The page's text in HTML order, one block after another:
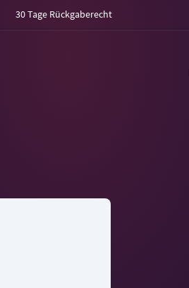
30 Tage Rückgaberecht